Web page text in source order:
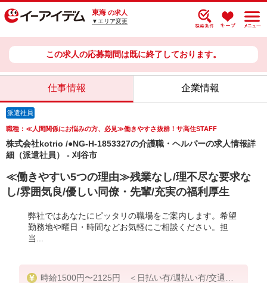
東海 の求人
▼エリア変更
この求人の応募期間は既に終了しております。
仕事情報 企業情報
派遣社員
職種：≪人間関係にお悩みの方、必見≫働きやすさ抜群！サ高住STAFF
株式会社kotrio /●NG-H-1853327の介護職・ヘルパーの求人情報詳
細（派遣社員） - 刈谷市
≪働きやすい5つの理由≫残業なし/理不尽な要求な
し/雰囲気良/優しい同僚・先輩/充実の福利厚生
弊社ではあなたにピッタリの職場をご案内します。希望
勤務地や曜日・時間などお気軽にご相談ください。担
当...
時給1500円〜2125円 ＜日払い有/週払い有/交通費